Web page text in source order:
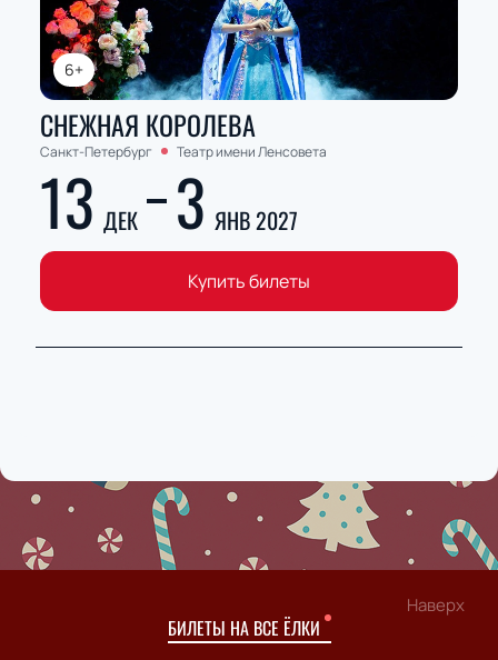
6+
СНЕЖНАЯ КОРОЛЕВА
Санкт-Петербург Театр имени Ленсовета
13 ДЕК 3 ЯНВ 2027
Купить билеты
Наверх
БИЛЕТЫ НА ВСЕ ЁЛКИ